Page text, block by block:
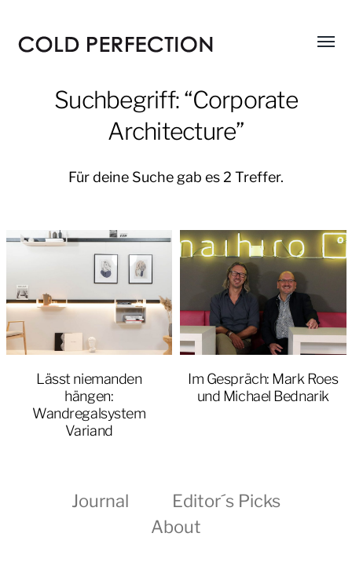
PERFECTION
Menü
Suchbegriff: “Corporate
Architecture”
Für deine Suche gab es 2 Treffer.
Lässt niemanden
hängen:
Wandregalsystem
Variand
Im Gespräch: Mark Roes
und Michael Bednarik
Journal
Editor´s Picks
About